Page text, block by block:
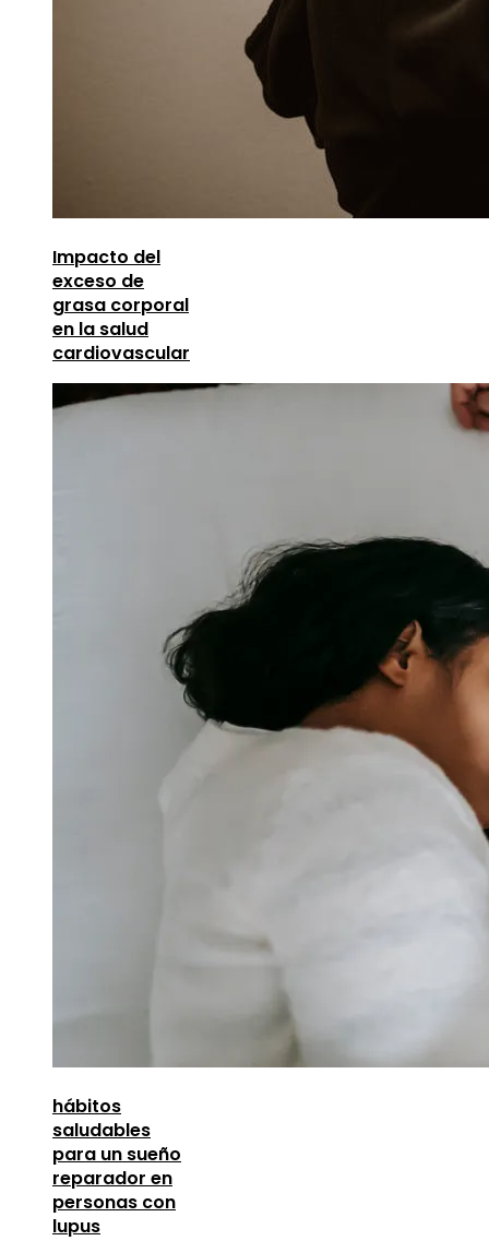
Impacto del
exceso de
grasa corporal
en la salud
cardiovascular
hábitos
saludables
para un sueño
reparador en
personas con
lupus